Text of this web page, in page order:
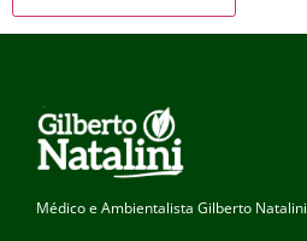
Médico e Ambientalista Gilberto Natalini